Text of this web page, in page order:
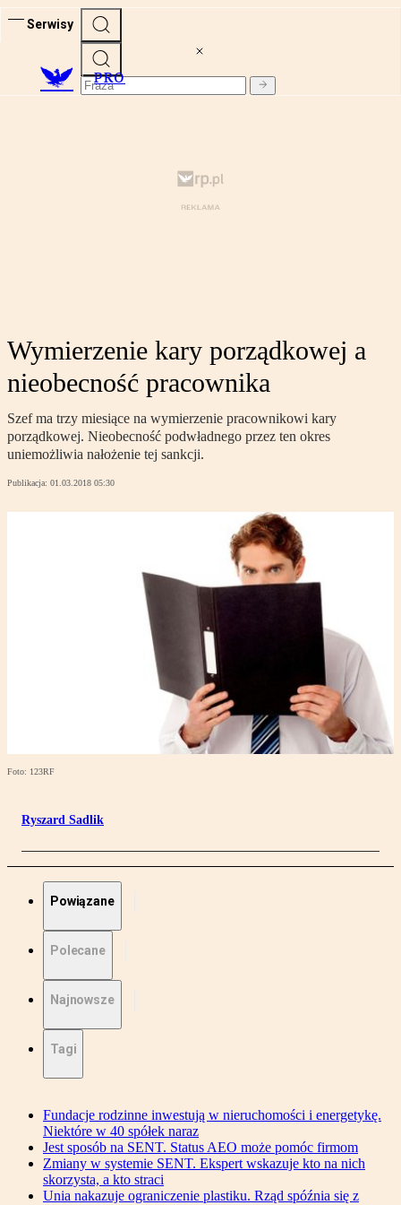
Serwisy
PRO
Wymierzenie kary porządkowej a
nieobecność pracownika
Szef ma trzy miesiące na wymierzenie pracownikowi kary
porządkowej. Nieobecność podwładnego przez ten okres
uniemożliwia nałożenie tej sankcji.
Publikacja: 01.03.2018 05:30
Foto: 123RF
Ryszard Sadlik
Powiązane
Polecane
Najnowsze
Tagi
Fundacje rodzinne inwestują w nieruchomości i energetykę.
Niektóre w 40 spółek naraz
Jest sposób na SENT. Status AEO może pomóc firmom
Zmiany w systemie SENT. Ekspert wskazuje kto na nich
skorzysta, a kto straci
Unia nakazuje ograniczenie plastiku. Rząd spóźnia się z